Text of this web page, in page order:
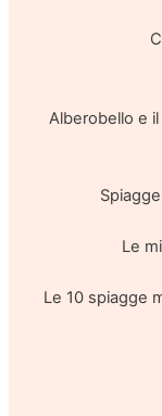
Alberobello e
Le
Le 10 spiagge